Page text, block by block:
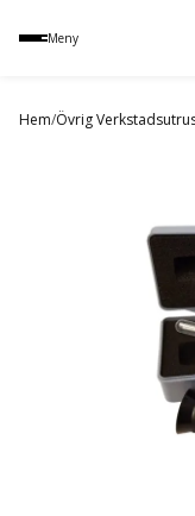
Meny
namn,
Hem/Övrig